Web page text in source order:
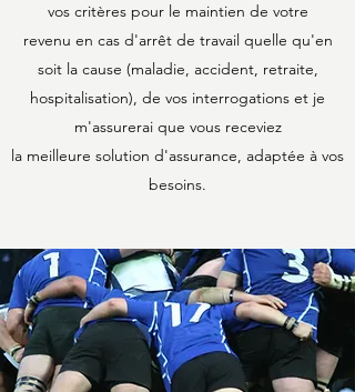
vos critères pour le maintien de votre
revenu en cas d'arrêt de travail quelle qu'en
soit la cause (maladie, accident, retraite,
hospitalisation), de vos interrogations et je
m'assurerai que vous receviez
la meilleure solution d'assurance, adaptée à vos
besoins.